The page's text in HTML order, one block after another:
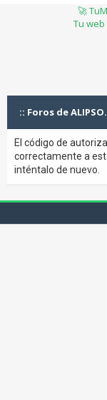
🚀
Tu
:: Foros de
El código de
correctamente a
inténtalo de nuevo.